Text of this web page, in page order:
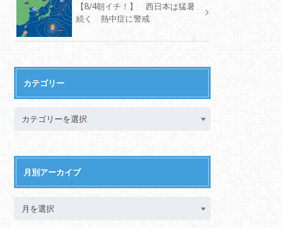
【8/4朝イチ！】 西日本は猛暑
続く 熱中症に警戒
カテゴリー
月別アーカイブ